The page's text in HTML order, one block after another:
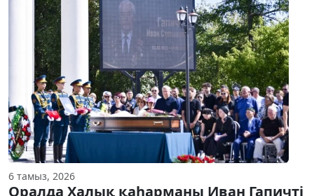
6 тамыз, 2026
Оралда Халық қаһарманы Иван Гапичті